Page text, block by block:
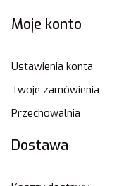
Moje konto
Ustawienia konta
Twoje zamówienia
Przechowalnia
Dostawa